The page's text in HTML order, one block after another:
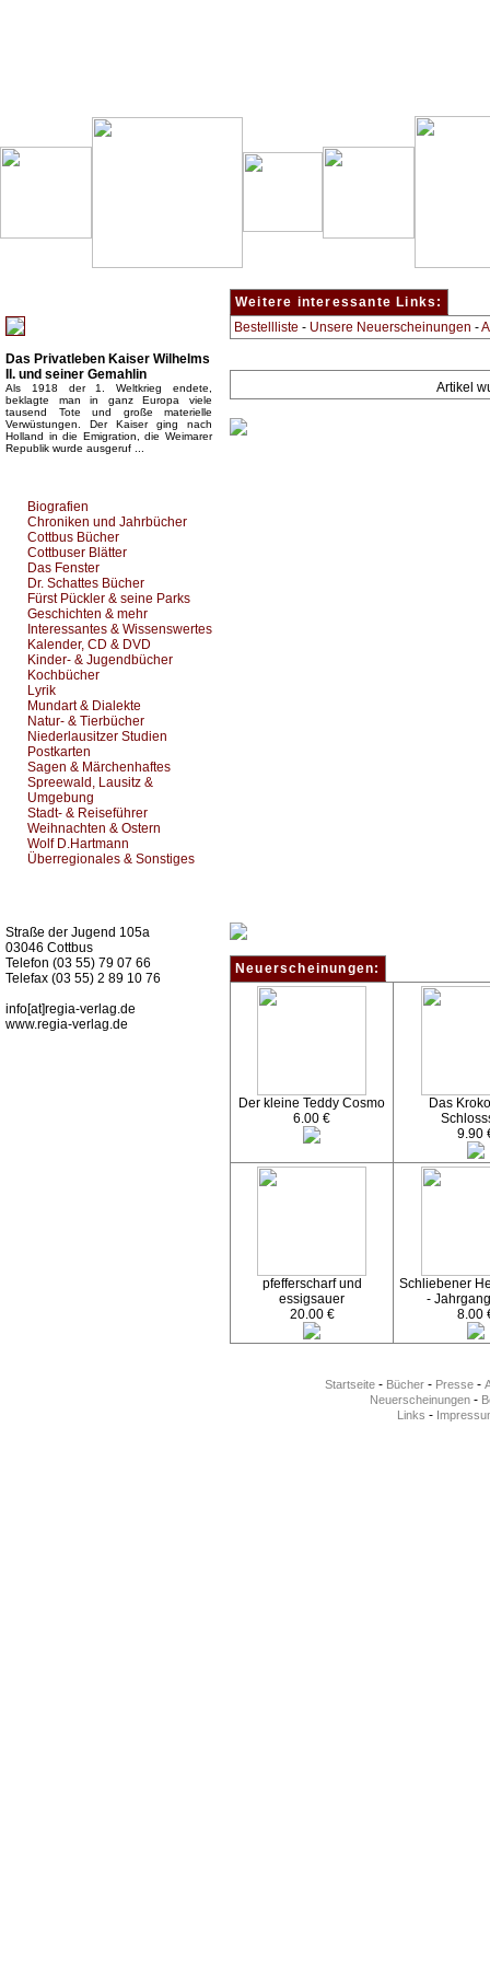
Das Privatleben Kaiser Wilhelms
II. und seiner Gemahlin
Als 1918 der 1. Weltkrieg endete,
beklagte man in ganz Europa viele
tausend Tote und große materielle
Verwüstungen. Der Kaiser ging nach
Holland in die Emigration, die Weimarer
Republik wurde ausgeruf ...
Biografien
Chroniken und Jahrbücher
Cottbus Bücher
Cottbuser Blätter
Das Fenster
Dr. Schattes Bücher
Fürst Pückler & seine Parks
Geschichten & mehr
Interessantes & Wissenswertes
Kalender, CD & DVD
Kinder- & Jugendbücher
Kochbücher
Lyrik
Mundart & Dialekte
Natur- & Tierbücher
Niederlausitzer Studien
Postkarten
Sagen & Märchenhaftes
Spreewald, Lausitz &
Umgebung
Stadt- & Reiseführer
Weihnachten & Ostern
Wolf D.Hartmann
Überregionales & Sonstiges
Straße der Jugend 105a
03046 Cottbus
Telefon (03 55) 79 07 66
Telefax (03 55) 2 89 10 76
info[at]regia-verlag.de
www.regia-verlag.de
Weitere interessante Links:
Bestellliste - Unsere Neuerscheinungen -
Artikel
Neuerscheinungen:
Der kleine Teddy Cosmo
6.00 €
Das
9.90
pfefferscharf und
essigsauer
20.00 €
Schliebener
-
8.00
Startseite - Bücher - Presse -
Neuerscheinungen-
Links -